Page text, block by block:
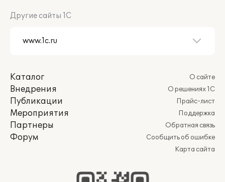
Другие сайты 1С
Каталог
Внедрения
Публикации
Мероприятия
Партнеры
Форум
О сайте
О решениях 1С
Прайс-лист
Поддержка
Обратная связь
Сообщить об ошибке
Карта сайта